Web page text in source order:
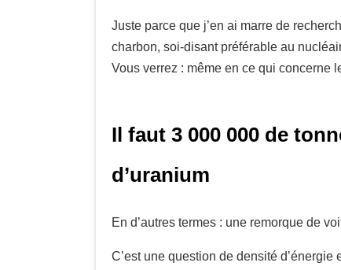
Juste parce que j’en ai marre de
charbon, soi-disant préférable au
Vous verrez : même en ce qui
Il faut 3 000 000 de
d’uranium
En d’autres termes : une remorque de
C’est une question de densité